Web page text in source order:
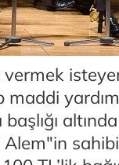
maddi
başlığı